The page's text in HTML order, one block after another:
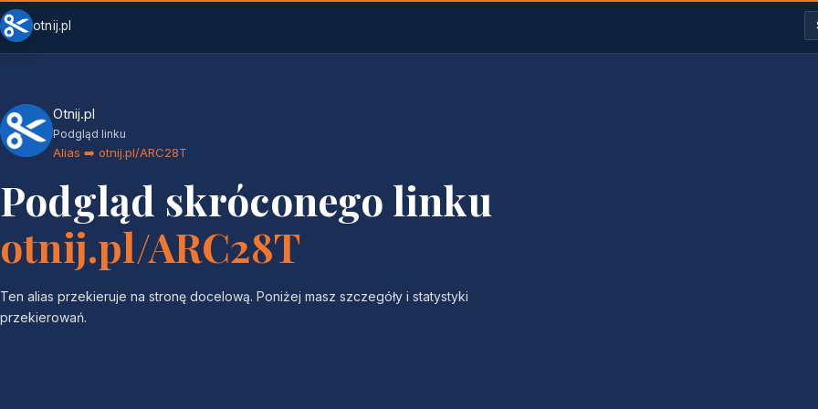
otnij.pl
Otnij.pl
Podgląd linku
Alias ➡️ otnij.pl/ARC28T
Podgląd skróconego linku
otnij.pl/ARC28T
Ten alias przekieruje na stronę docelową. Poniżej masz szczegóły i statystyki
przekierowań.